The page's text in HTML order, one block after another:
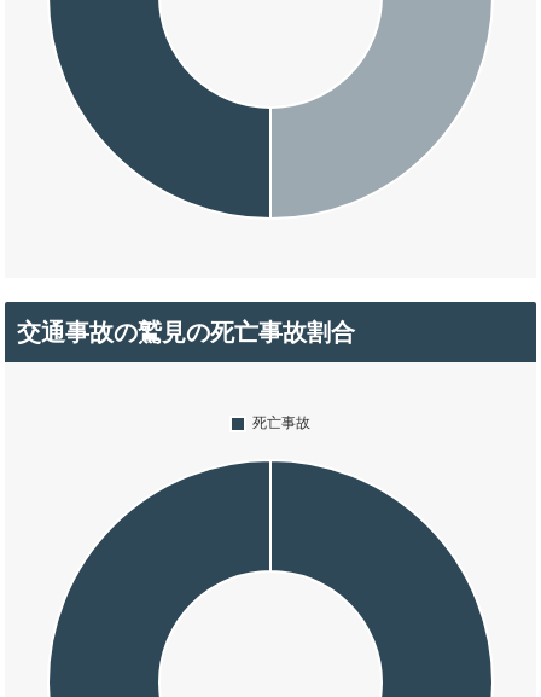
交通事故の鷲見の死亡事故割合